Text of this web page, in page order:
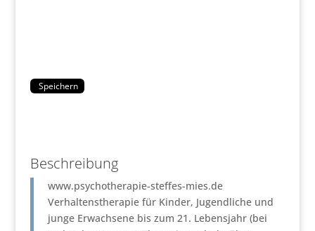
Speichern
Beschreibung
www.psychotherapie-steffes-mies.de
Verhaltenstherapie für Kinder, Jugendliche und
junge Erwachsene bis zum 21. Lebensjahr (bei